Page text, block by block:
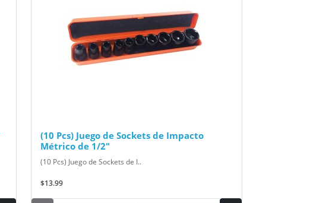
(10 Pcs) Juego de Sockets de Impacto
Métrico de 1/2"
(10 Pcs) Juego de Sockets de I..
$13.99